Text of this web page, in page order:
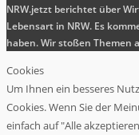
NRW.jetzt berichtet über
Lebensart in NRW. Es
haben. Wir stoßen Themen
Cookies
Um Ihnen ein besseres
Cookies. Wenn Sie der
einfach auf "Alle